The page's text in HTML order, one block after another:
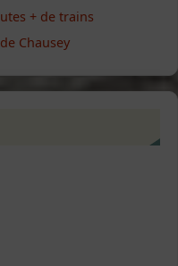
+ de trains
Chausey